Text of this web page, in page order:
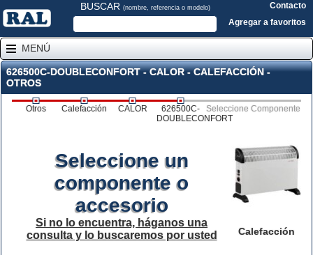
BUSCAR (nombre, referencia o modelo)
Contacto
Agregar a favoritos
MENÚ
626500C-DOUBLECONFORT - CALOR - CALEFACCIÓN -
OTROS
Otros Calefacción CALOR
626500C-
DOUBLECONFORT
Seleccione Componente
Calefacción
Seleccione un
componente o
accesorio
Si no lo encuentra, háganos una
consulta y lo buscaremos por usted